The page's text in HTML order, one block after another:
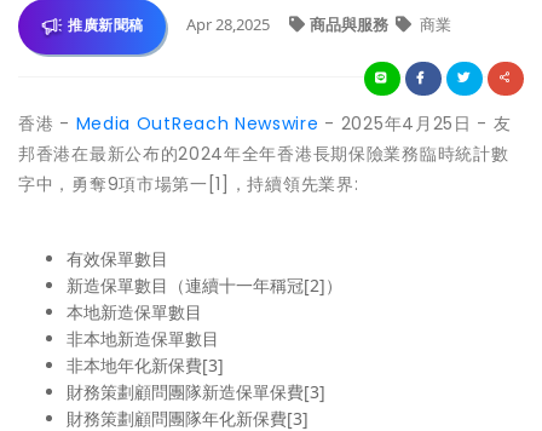
推廣新聞稿 Apr 28,2025 商品與服務 商業
香港 - Media OutReach Newswire - 2025年4月25日 - 友
邦香港在最新公布的2024年全年香港長期保險業務臨時統計數
字中，勇奪9項市場第一[1]，持續領先業界:
有效保單數目
新造保單數目（連續十一年稱冠[2]）
本地新造保單數目
非本地新造保單數目
非本地年化新保費[3]
財務策劃顧問團隊新造保單保費[3]
財務策劃顧問團隊年化新保費[3]